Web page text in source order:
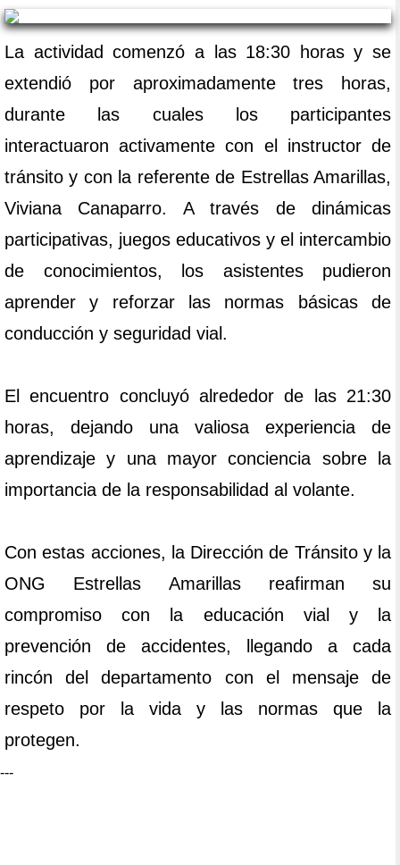
La actividad comenzó a las 18:30 horas y se
extendió por aproximadamente tres horas,
durante las cuales los participantes
interactuaron activamente con el instructor de
tránsito y con la referente de Estrellas Amarillas,
Viviana Canaparro. A través de dinámicas
participativas, juegos educativos y el intercambio
de conocimientos, los asistentes pudieron
aprender y reforzar las normas básicas de
conducción y seguridad vial.
El encuentro concluyó alrededor de las 21:30
horas, dejando una valiosa experiencia de
aprendizaje y una mayor conciencia sobre la
importancia de la responsabilidad al volante.
Con estas acciones, la Dirección de Tránsito y la
ONG Estrellas Amarillas reafirman su
compromiso con la educación vial y la
prevención de accidentes, llegando a cada
rincón del departamento con el mensaje de
respeto por la vida y las normas que la
protegen.
---